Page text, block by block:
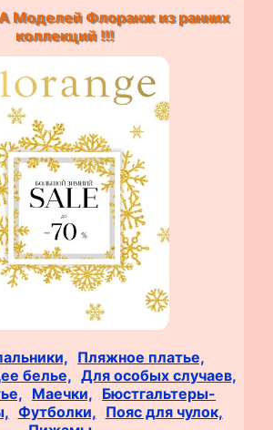
Флоранж из ранних
коллекций !!!
Пляжное платье,
белье, Для особых случаев,
Маечки, Бюстгальтеры-
Футболки, Пояс для чулок,